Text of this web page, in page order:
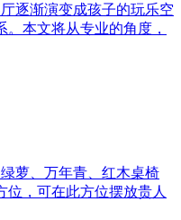
逐渐演变成孩子的玩乐空
本文将从专业的角度，
萝、万年青、红木桌椅
，可在此方位摆放贵人